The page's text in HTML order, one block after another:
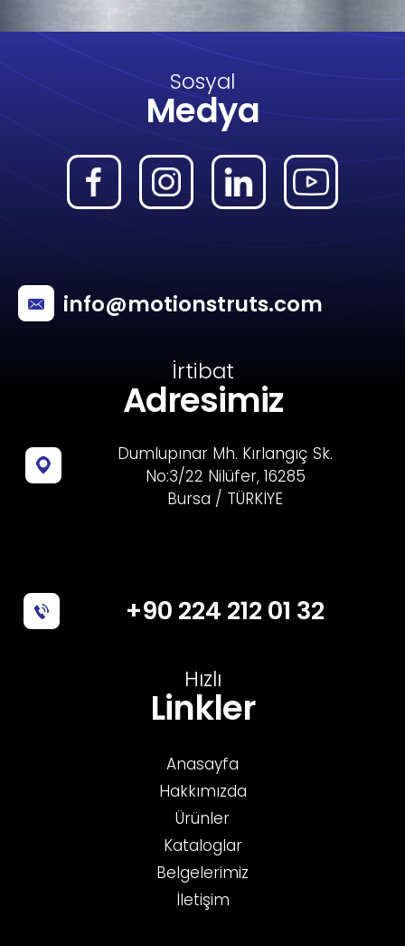
Sosyal
Medya
info@motionstruts.com
İrtibat
Adresimiz
Dumlupınar Mh. Kırlangıç Sk.
No:3/22 Nilüfer, 16285
Bursa / TÜRKİYE
+90 224 212 01 32
Hızlı
Linkler
Anasayfa
Hakkımızda
Ürünler
Kataloglar
Belgelerimiz
İletişim